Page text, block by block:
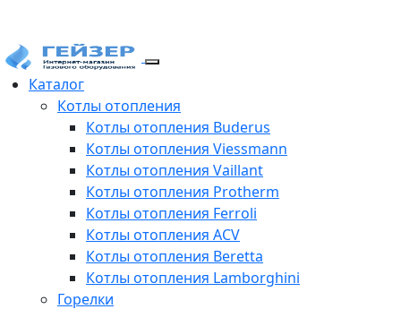
Каталог
Котлы отопления
Котлы отопления Buderus
Котлы отопления Viessmann
Котлы отопления Vaillant
Котлы отопления Protherm
Котлы отопления Ferroli
Котлы отопления ACV
Котлы отопления Beretta
Котлы отопления Lamborghini
Горелки